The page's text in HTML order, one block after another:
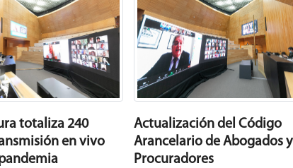
totaliza 240
en vivo
Actualización del Código
Arancelario de Abogados y
Procuradores